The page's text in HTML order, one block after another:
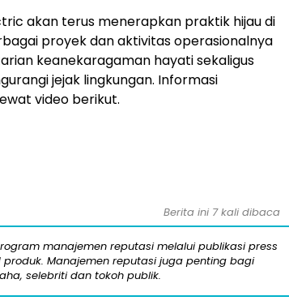
akan terus menerapkan praktik hijau di
proyek dan aktivitas operasionalnya
keanekaragaman hayati sekaligus
jejak lingkungan. Informasi
video berikut.
Berita ini 7 kali dibaca
manajemen reputasi melalui publikasi press
Manajemen reputasi juga penting bagi
selebriti dan tokoh publik.